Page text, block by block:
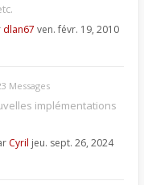
dlan67 ven. févr. 19, 2010
Messages
implémentations
Cyril jeu. sept. 26, 2024